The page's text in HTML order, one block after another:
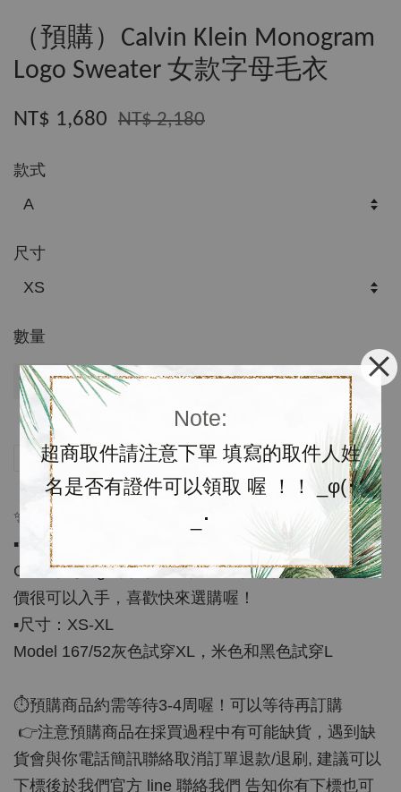
Note:
超商取件請注意下單 填寫的取件人姓
名是否有證件可以領取 喔 ！！ _φ(･
_･
（預購）Calvin Klein Monogram
Logo Sweater 女款字母毛衣
NT$ 1,680 NT$ 2,180
款式
尺寸
數量
售完
分享 Tweet Pin it LINE
✨官網特價優惠✨
▪️含運代購$1680；預購約3-4週
CK大字母logo 簡約毛衣，純色時尚好搭配，目前特
價很可以入手，喜歡快來選購喔！
▪️尺寸：XS-XL
Model 167/52灰色試穿XL，米色和黑色試穿L
⏱預購商品約需等待3-4周喔！可以等待再訂購
👉注意預購商品在採買過程中有可能缺貨，遇到缺
貨會與你電話簡訊聯絡取消訂單退款/退刷, 建議可以
下標後於我們官方 line 聯絡我們 告知你有下標也可